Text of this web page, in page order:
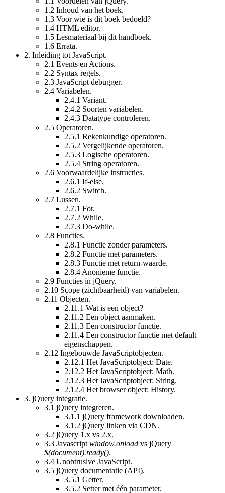
1.2 Inhoud van het boek.
1.3 Voor wie is dit boek bedoeld?
1.4 HTML editor.
1.5 Lesmateriaal bij dit handboek.
1.6 Errata.
2. Inleiding tot JavaScript.
2.1 Events en Actions.
2.2 Syntax regels.
2.3 JavaScript debugger.
2.4 Variabelen.
2.4.1 Variant.
2.4.2 Soorten variabelen.
2.4.3 Datatype controleren.
2.5 Operatoren.
2.5.1 Rekenkundige operatoren.
2.5.2 Vergelijkende operatoren.
2.5.3 Logische operatoren.
2.5.4 String operatoren.
2.6 Voorwaardelijke instructies.
2.6.1 If-else.
2.6.2 Switch.
2.7 Lussen.
2.7.1 For.
2.7.2 While.
2.7.3 Do-while.
2.8 Functies.
2.8.1 Functie zonder parameters.
2.8.2 Functie met parameters.
2.8.3 Functie met return-waarde.
2.8.4 Anonieme functie.
2.9 Functies in jQuery.
2.10 Scope (zichtbaarheid) van variabelen.
2.11 Objecten.
2.11.1 Wat is een object?
2.11.2 Een object aanmaken.
2.11.3 Een constructor functie.
2.11.4 Een constructor functie met default
eigenschappen.
2.12 Ingebouwde JavaScriptobjecten.
2.12.1 Het JavaScriptobject: Date.
2.12.2 Het JavaScriptobject: Math.
2.12.3 Het JavaScriptobject: String.
2.12.4 Het browser object: History.
3. jQuery integratie.
3.1 jQuery integreren.
3.1.1 jQuery framework downloaden.
3.1.2 jQuery linken via CDN.
3.2 jQuery 1.x vs 2.x.
3.3 Javascript window.onload vs jQuery
$(document).ready().
3.4 Unobtrusive JavaScript.
3.5 jQuery documentatie (API).
3.5.1 Getter.
3.5.2 Setter met één parameter.